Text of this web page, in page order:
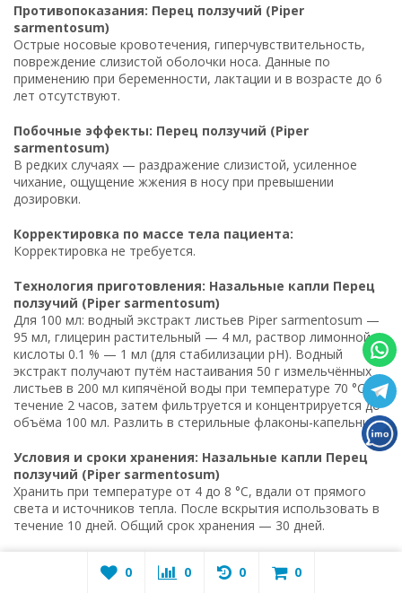
Противопоказания: Перец ползучий (Piper
sarmentosum)
Острые носовые кровотечения, гиперчувствительность,
повреждение слизистой оболочки носа. Данные по
применению при беременности, лактации и в возрасте до 6
лет отсутствуют.
Побочные эффекты: Перец ползучий (Piper
sarmentosum)
В редких случаях — раздражение слизистой, усиленное
чихание, ощущение жжения в носу при превышении
дозировки.
Корректировка по массе тела пациента:
Корректировка не требуется.
Технология приготовления: Назальные капли Перец
ползучий (Piper sarmentosum)
Для 100 мл: водный экстракт листьев Piper sarmentosum —
95 мл, глицерин растительный — 4 мл, раствор лимонной
кислоты 0.1 % — 1 мл (для стабилизации pH). Водный
экстракт получают путём настаивания 50 г измельчённых
листьев в 200 мл кипячёной воды при температуре 70 °C в
течение 2 часов, затем фильтруется и концентрируется до
объёма 100 мл. Разлить в стерильные флаконы-капельницы.
Условия и сроки хранения: Назальные капли Перец
ползучий (Piper sarmentosum)
Хранить при температуре от 4 до 8 °C, вдали от прямого
света и источников тепла. После вскрытия использовать в
течение 10 дней. Общий срок хранения — 30 дней.
0 0 0 0